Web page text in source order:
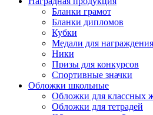
Бланки грамот
Бланки дипломов
Кубки
Медали для награждения
Ники
Призы для конкурсов
Спортивные значки
Обложки школьные
Обложки для классных
Обложки для тетрадей